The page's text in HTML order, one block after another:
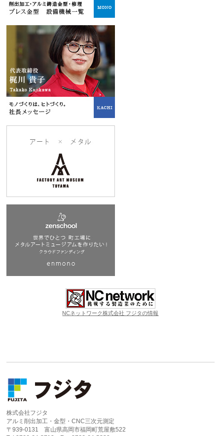
NCネットワーク株式会社 フジタの情報
株式会社フジタ
アルミ削出加工・金型・CNC三次元測定
〒939-0131 富山県高岡市福岡町荒屋敷522